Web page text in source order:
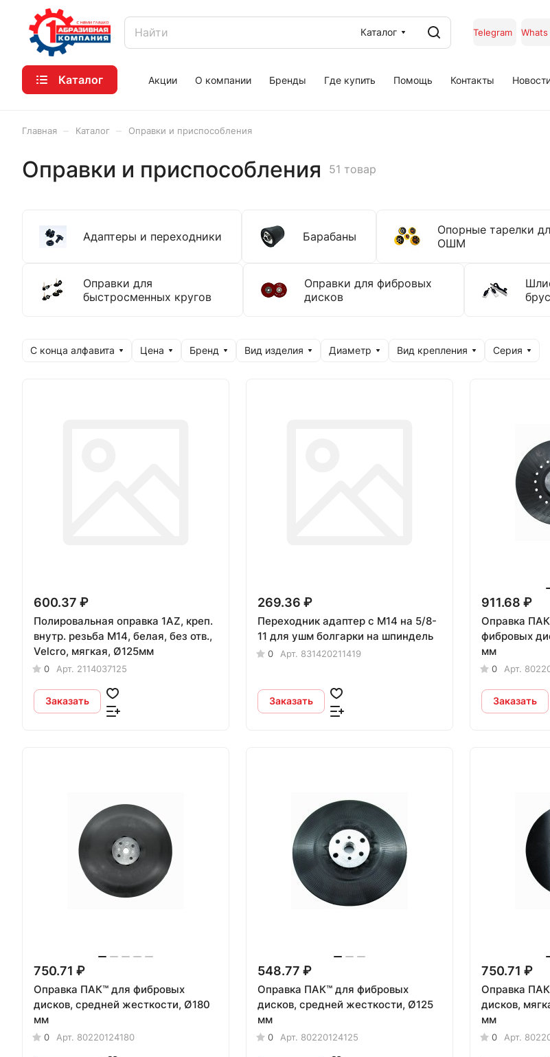
Каталог Telegram
Каталог Акции О компании Бренды Где купить Помощь Контакты
Главная Каталог Оправки и приспособления
Оправки и приспособления 51 товар
Адаптеры и переходники Барабаны
Опорные тарелки
ОШМ
Оправки для
быстросменных кругов
Оправки для фибровых
дисков
С конца алфавита Цена Бренд Вид изделия Диаметр Вид крепления Серия
600.37 ₽
Полировальная оправка 1AZ, креп.
внутр. резьба M14, белая, без отв.,
Velcro, мягкая, Ø125мм
0 Арт. 2114037125
Заказать
269.36 ₽
Переходник адаптер с М14 на 5/8-
11 для ушм болгарки на шпиндель
0 Арт. 831420211419
Заказать
911.68 ₽
Оправка
фибровых
мм
0 Арт.
Заказать
750.71 ₽
Оправка ПАК™ для фибровых
дисков, средней жесткости, Ø180
мм
0 Арт. 80220124180
548.77 ₽
Оправка ПАК™ для фибровых
дисков, средней жесткости, Ø125
мм
0 Арт. 80220124125
750.71 ₽
Оправка
дисков,
мм
0 Арт.